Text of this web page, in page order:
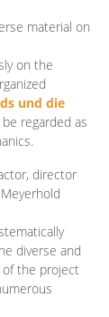
material on
on the
und die
regarded as
director
diverse and
of the project